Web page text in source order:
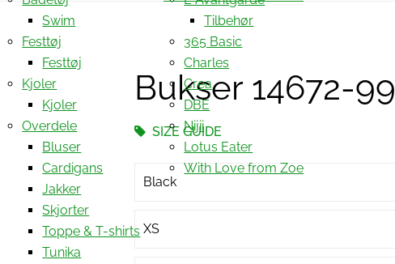
Swim
Festtøj
Festtøj
Kjoler
Kjoler
Overdele
Bluser
Cardigans
Jakker
Skjorter
Toppe & T-shirts
Tunika
Tilbehør
365 Basic
Charles
Crea
DBE
Nijii
Lotus Eater
With Love from Zoe
Bukser 14672-99
SIZE GUIDE
Black
XS